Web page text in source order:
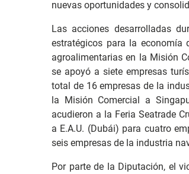
nuevas oportunidades y
Las acciones desarrolladas
estratégicos para la
agroalimentarias en la Misión
se apoyó a siete empresas
total de 16 empresas de la
la Misión Comercial a
acudieron a la Feria Seatrade
a E.A.U. (Dubái) para cuatro
seis empresas de la industria
Por parte de la Diputación, el